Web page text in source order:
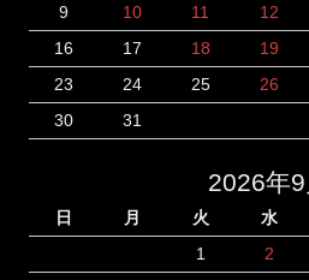
9
10 11 12
16
17 18 19
23
24 25 26
30
31
2026年9
日 月 火 水
1
2